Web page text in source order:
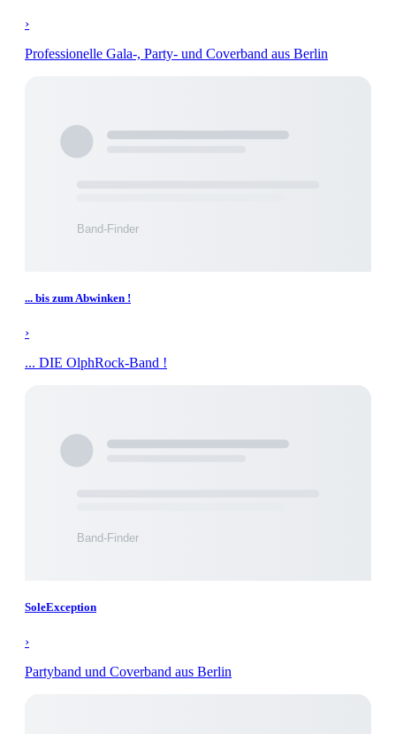
›
Professionelle Gala-, Party- und Coverband aus Berlin
... bis zum Abwinken !
›
... DIE OlphRock-Band !
SoleException
›
Partyband und Coverband aus Berlin